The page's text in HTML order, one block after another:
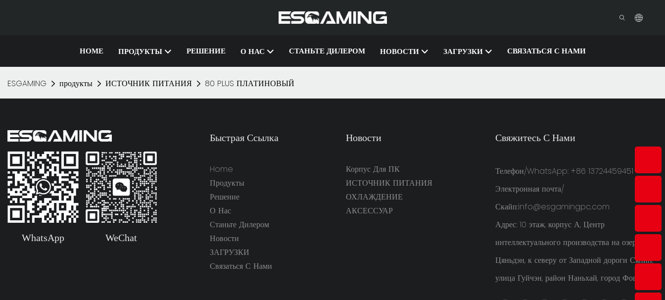
HOME ПРОДУКТЫ РЕШЕНИЕ О НАС СТАНЬТЕ ДИЛЕРОМ НОВОСТИ ЗАГРУЗКИ СВЯЗАТЬСЯ С НАМИ
ESGAMING продукты ИСТОЧНИК ПИТАНИЯ 80 PLUS ПЛАТИНОВЫЙ
WhatsApp WeChat
Быстрая Ссылка
Home
Продукты
Решение
О Нас
Станьте Дилером
Новости
ЗАГРУЗКИ
Связаться С Нами
Новости
Корпус Для ПК
ИСТОЧНИК ПИТАНИЯ
ОХЛАЖДЕНИЕ
АКСЕССУАР
Свяжитесь С Нами
Телефон/WhatsApp: +86 13724459451
Электронная почта/
Скайп:info@esgamingpc.com
Адрес: 10 этаж, корпус А, Центр
интеллектуального производства на озере
Цяньдэн, к северу от Западной дороги Сяпин,
улица Гуйчэн, район Наньхай, город Фошань.